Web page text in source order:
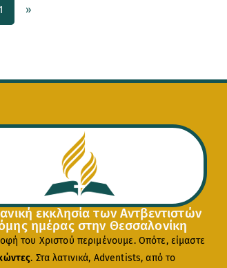
»
εκκλησία των Αντβεντιστών
ημέρας στην Θεσσαλονίκη
του Χριστού περιμένουμε. Οπότε, είμαστε
. Στα λατινικά, Adventists, από το